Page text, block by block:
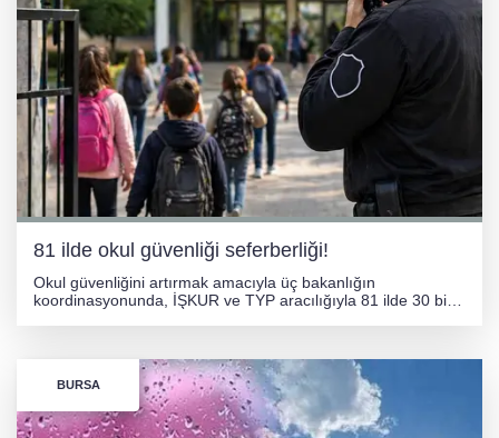
81 ilde okul güvenliği seferberliği!
Okul güvenliğini artırmak amacıyla üç bakanlığın
koordinasyonunda, İŞKUR ve TYP aracılığıyla 81 ilde 30 bin
BURSA